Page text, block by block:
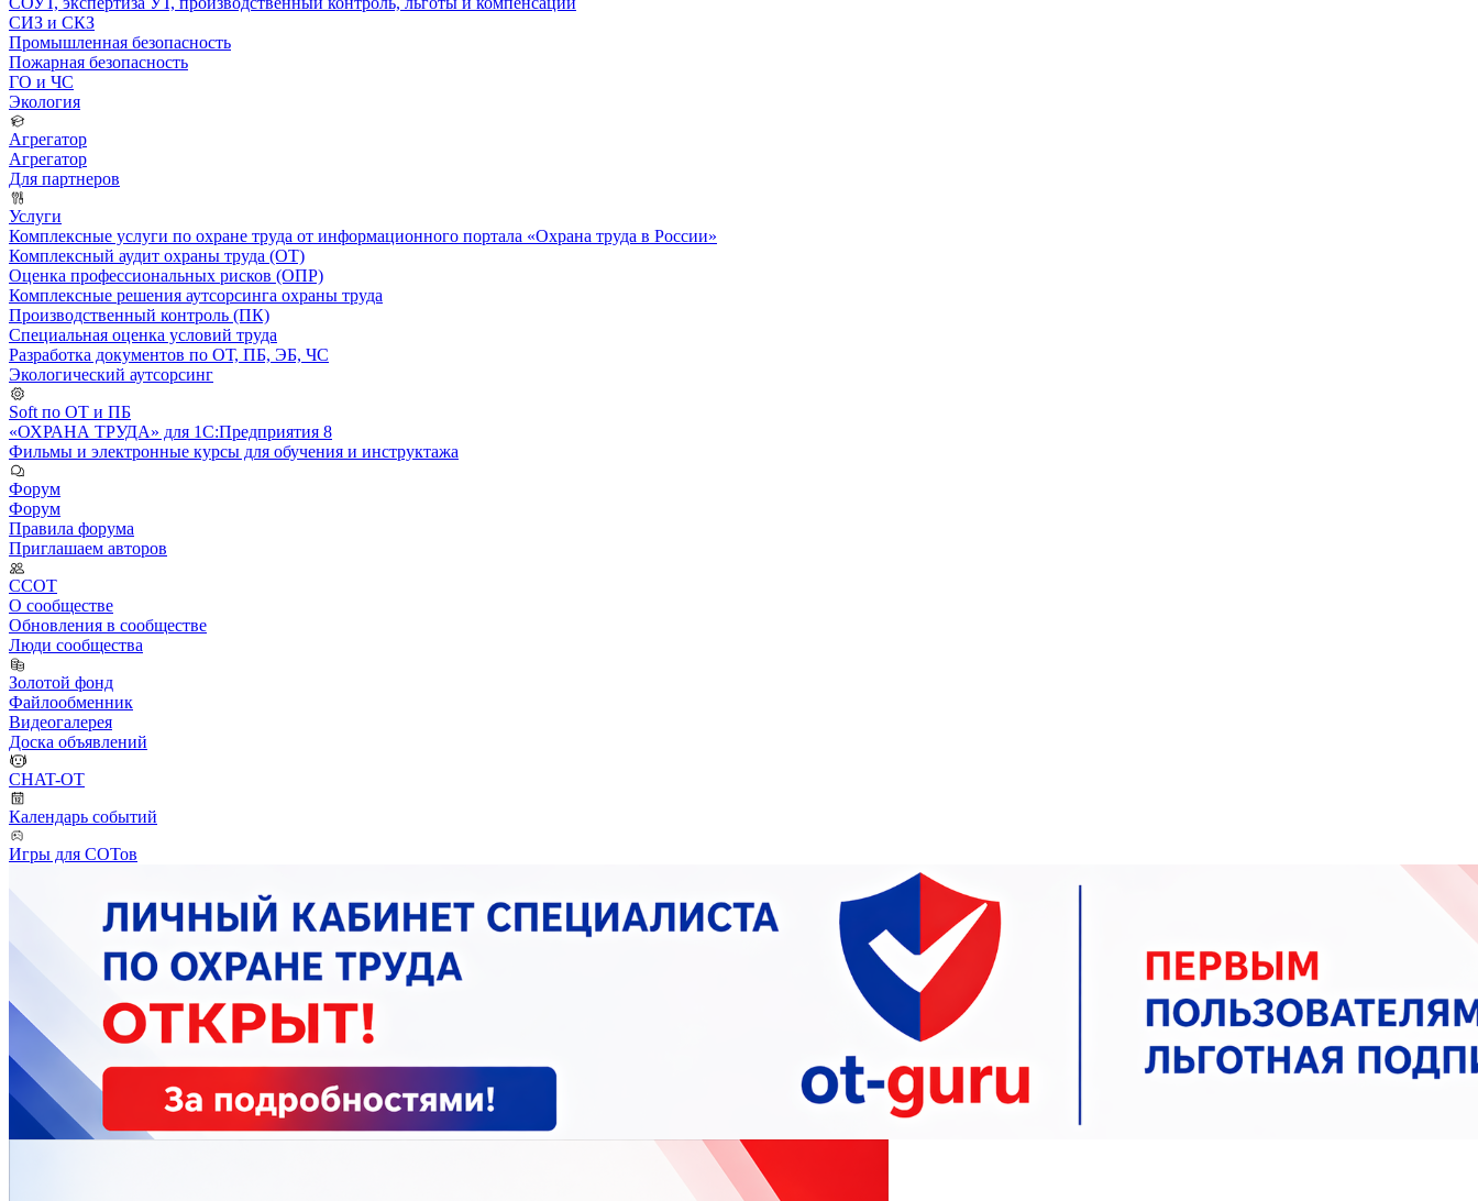
СИЗ и СКЗ
Промышленная безопасность
Пожарная безопасность
ГО и ЧС
Экология
Агрегатор
Агрегатор
Для партнеров
Услуги
Комплексные услуги по охране труда от информационного портала «Охрана труда в России»
Комплексный аудит охраны труда (ОТ)
Оценка профессиональных рисков (ОПР)
Комплексные решения аутсорсинга охраны труда
Производственный контроль (ПК)
Специальная оценка условий труда
Разработка документов по ОТ, ПБ, ЭБ, ЧС
Экологический аутсорсинг
Soft по ОТ и ПБ
«ОХРАНА ТРУДА» для 1С:Предприятия 8
Фильмы и электронные курсы для обучения и инструктажа
Форум
Форум
Правила форума
Приглашаем авторов
ССОТ
О сообществе
Обновления в сообществе
Люди сообщества
Золотой фонд
Файлообменник
Видеогалерея
Доска объявлений
CHAT-OT
Календарь событий
Игры для СОТов